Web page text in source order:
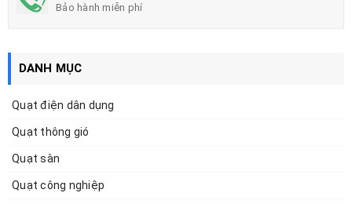
Bảo hành miễn phí
DANH MỤC
Quạt điện dân dụng
Quạt thông gió
Quạt sàn
Quạt công nghiệp